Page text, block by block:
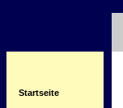
Startseite